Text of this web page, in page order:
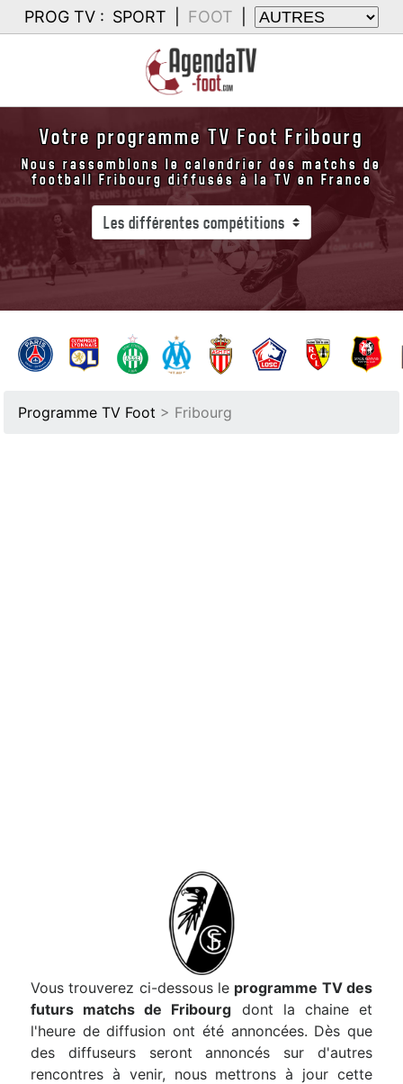
PROG TV : SPORT FOOT
Votre programme TV Foot Fribourg
Nous rassemblons le calendrier des matchs de
football Fribourg diffusés à la TV en France
Programme TV Foot > Fribourg
Vous trouverez ci-dessous le programme TV des
futurs matchs de Fribourg dont la chaine et
l'heure de diffusion ont été annoncées. Dès que
des diffuseurs seront annoncés sur d'autres
rencontres à venir, nous mettrons à jour cette